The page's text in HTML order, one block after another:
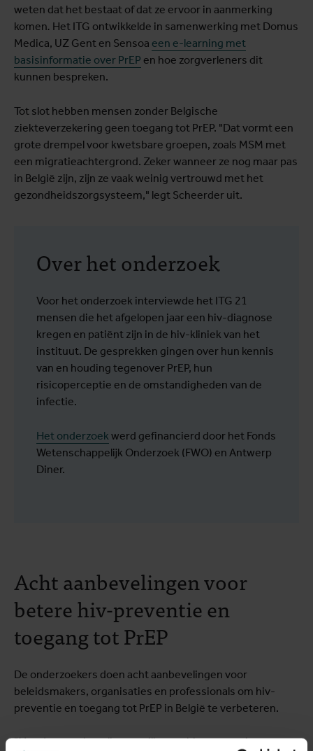
weten dat het bestaat of dat ze ervoor in aanmerking
komen. Het ITG ontwikkelde in samenwerking met Domus
Medica, UZ Gent en Sensoa een e-learning met
basisinformatie over PrEP en hoe zorgverleners dit
kunnen bespreken.
Tot slot hebben mensen zonder Belgische
ziekteverzekering geen toegang tot PrEP. "Dat vormt een
grote drempel voor kwetsbare groepen, zoals MSM met
een migratieachtergrond. Zeker wanneer ze nog maar pas
in België zijn, zijn ze vaak weinig vertrouwd met het
gezondheidszorgsysteem," legt Scheerder uit.
Over het onderzoek
Voor het onderzoek interviewde het ITG 21
mensen die het afgelopen jaar een hiv-diagnose
kregen en patiënt zijn in de hiv-kliniek van het
instituut. De gesprekken gingen over hun kennis
van en houding tegenover PrEP, hun
risicoperceptie en de omstandigheden van de
infectie.
Het onderzoek werd gefinancierd door het Fonds
Wetenschappelijk Onderzoek (FWO) en Antwerp
Diner.
Acht aanbevelingen voor
betere hiv-preventie en
toegang tot PrEP
De onderzoekers doen acht aanbevelingen voor
beleidsmakers, organisaties en professionals om hiv-
preventie en toegang tot PrEP in België te verbeteren.
"Met deze aanbevelingen willen we hiv-preventie